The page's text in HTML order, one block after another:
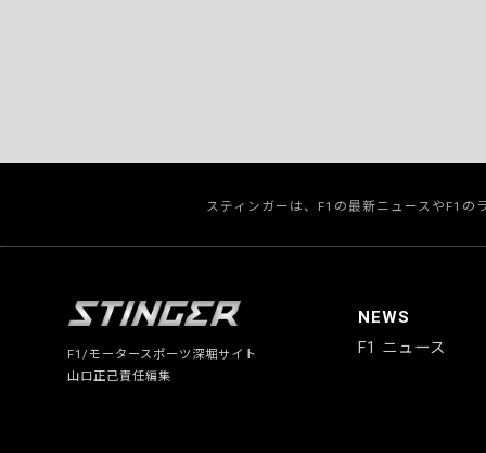
スティンガーは、F1の最新ニュースやF1
F1/モータースポーツ深堀サイト
山口正己責任編集
NEWS
F1 ニュース